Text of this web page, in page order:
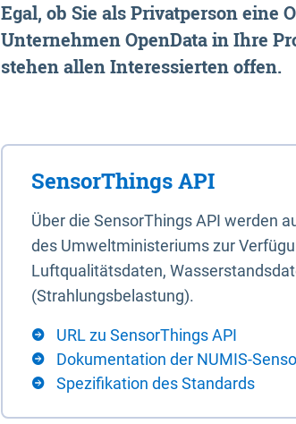
Egal, ob Sie als Privatperson eine
Unternehmen OpenData in Ihre
stehen allen Interessierten offen.
SensorThings API
Über die SensorThings API werden
des Umweltministeriums zur
Luftqualitätsdaten,
(Strahlungsbelastung).
URL zu SensorThings API
Dokumentation der NUMIS-
Spezifikation des Standards